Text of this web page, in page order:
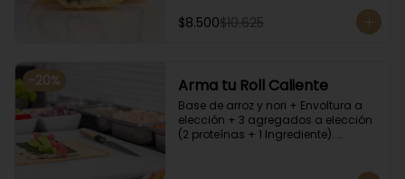
$8.500$10.625
-20% Arma tu Roll Caliente
Base de arroz y nori + Envoltura a
elección + 3 agregados a elección
(2 proteínas + 1 Ingrediente).